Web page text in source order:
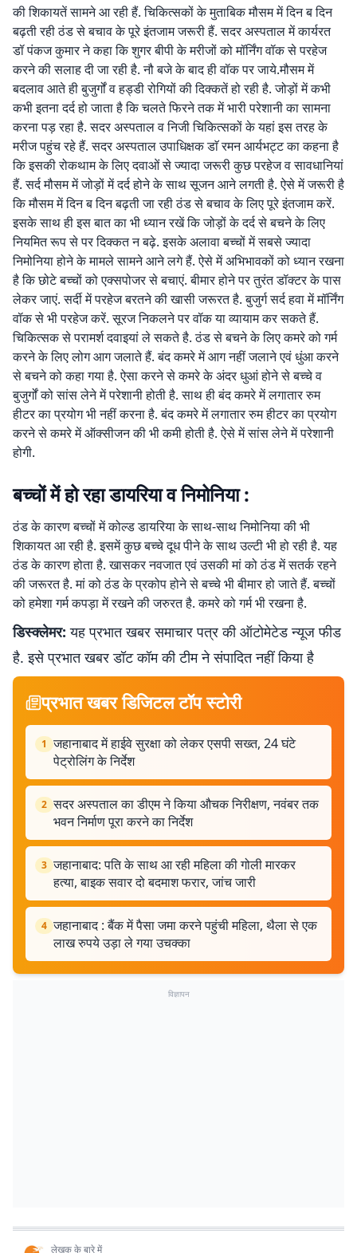
की शिकायतें सामने आ रही हैं. चिकित्सकों के मुताबिक मौसम में दिन ब दिन
बढ़ती रही ठंड से बचाव के पूरे इंतजाम जरूरी हैं. सदर अस्पताल में कार्यरत
डॉ पंकज कुमार ने कहा कि शुगर बीपी के मरीजों को मॉर्निंग वॉक से परहेज
करने की सलाह दी जा रही है. नौ बजे के बाद ही वॉक पर जाये.मौसम में
बदलाव आते ही बुजुर्गों व हड्डी रोगियों की दिक्कतें हो रही है. जोड़ों में कभी
कभी इतना दर्द हो जाता है कि चलते फिरने तक में भारी परेशानी का सामना
करना पड़ रहा है. सदर अस्पताल व निजी चिकित्सकों के यहां इस तरह के
मरीज पहुंच रहे हैं. सदर अस्पताल उपाधिक्षक डाॅ रमन आर्यभट्ट का कहना है
कि इसकी रोकथाम के लिए दवाओं से ज्यादा जरूरी कुछ परहेज व सावधानियां
हैं. सर्द मौसम में जोड़ों में दर्द होने के साथ सूजन आने लगती है. ऐसे में जरूरी है
कि मौसम में दिन ब दिन बढ़ती जा रही ठंड से बचाव के लिए पूरे इंतजाम करें.
इसके साथ ही इस बात का भी ध्यान रखें कि जोड़ों के दर्द से बचने के लिए
नियमित रूप से पर दिक्कत न बढ़े. इसके अलावा बच्चों में सबसे ज्यादा
निमोनिया होने के मामले सामने आने लगे हैं. ऐसे में अभिभावकों को ध्यान रखना
है कि छोटे बच्चों को एक्सपोजर से बचाएं. बीमार होने पर तुरंत डॉक्टर के पास
लेकर जाएं. सर्दी में परहेज बरतने की खासी जरूरत है. बुजुर्ग सर्द हवा में मॉर्निंग
वॉक से भी परहेज करें. सूरज निकलने पर वॉक या व्यायाम कर सकते हैं.
चिकित्सक से परामर्श दवाइयां ले सकते है. ठंड से बचने के लिए कमरे को गर्म
करने के लिए लोग आग जलाते हैं. बंद कमरे में आग नहीं जलाने एवं धुंआ करने
से बचने को कहा गया है. ऐसा करने से कमरे के अंदर धुआं होने से बच्चे व
बुजुर्गों को सांस लेने में परेशानी होती है. साथ ही बंद कमरे में लगातार रुम
हीटर का प्रयोग भी नहीं करना है. बंद कमरे में लगातार रुम हीटर का प्रयोग
करने से कमरे में ऑक्सीजन की भी कमी होती है. ऐसे में सांस लेने में परेशानी
होगी.
बच्चों में हो रहा डायरिया व निमोनिया :
ठंड के कारण बच्चों में कोल्ड डायरिया के साथ-साथ निमोनिया की भी
शिकायत आ रही है. इसमें कुछ बच्चे दूध पीने के साथ उल्टी भी हो रही है. यह
ठंड के कारण होता है. खासकर नवजात एवं उसकी मां को ठंड में सतर्क रहने
की जरूरत है. मां को ठंड के प्रकोप होने से बच्चे भी बीमार हो जाते हैं. बच्चों
को हमेशा गर्म कपड़ा में रखने की जरुरत है. कमरे को गर्म भी रखना है.
डिस्क्लेमर: यह प्रभात खबर समाचार पत्र की ऑटोमेटेड न्यूज फीड
है. इसे प्रभात खबर डॉट कॉम की टीम ने संपादित नहीं किया है
प्रभात खबर डिजिटल टॉप स्टोरी
1 जहानाबाद में हाईवे सुरक्षा को लेकर एसपी सख्त, 24 घंटे
पेट्रोलिंग के निर्देश
2 सदर अस्पताल का डीएम ने किया औचक निरीक्षण, नवंबर तक
भवन निर्माण पूरा करने का निर्देश
3 जहानाबाद: पति के साथ आ रही महिला की गोली मारकर
हत्या, बाइक सवार दो बदमाश फरार, जांच जारी
4 जहानाबाद : बैंक में पैसा जमा करने पहुंची महिला, थैला से एक
लाख रुपये उड़ा ले गया उचक्का
विज्ञापन
लेखक के बारे में